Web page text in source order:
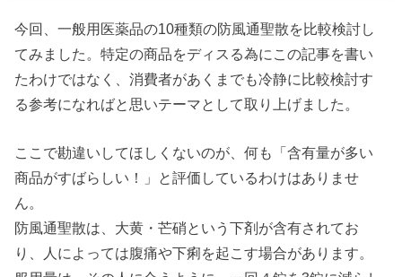
今回、一般用医薬品の10種類の防風通聖散を比較検討し
てみました。特定の商品をディスる為にこの記事を書い
たわけではなく、消費者があくまでも冷静に比較検討す
る参考になればと思いテーマとして取り上げました。
ここで勘違いしてほしくないのが、何も「含有量が多い
商品がすばらしい！」と評価しているわけはありませ
ん。
防風通聖散は、大黄・芒硝という下剤が含有されてお
り、人によっては腹痛や下痢を起こす場合があります。